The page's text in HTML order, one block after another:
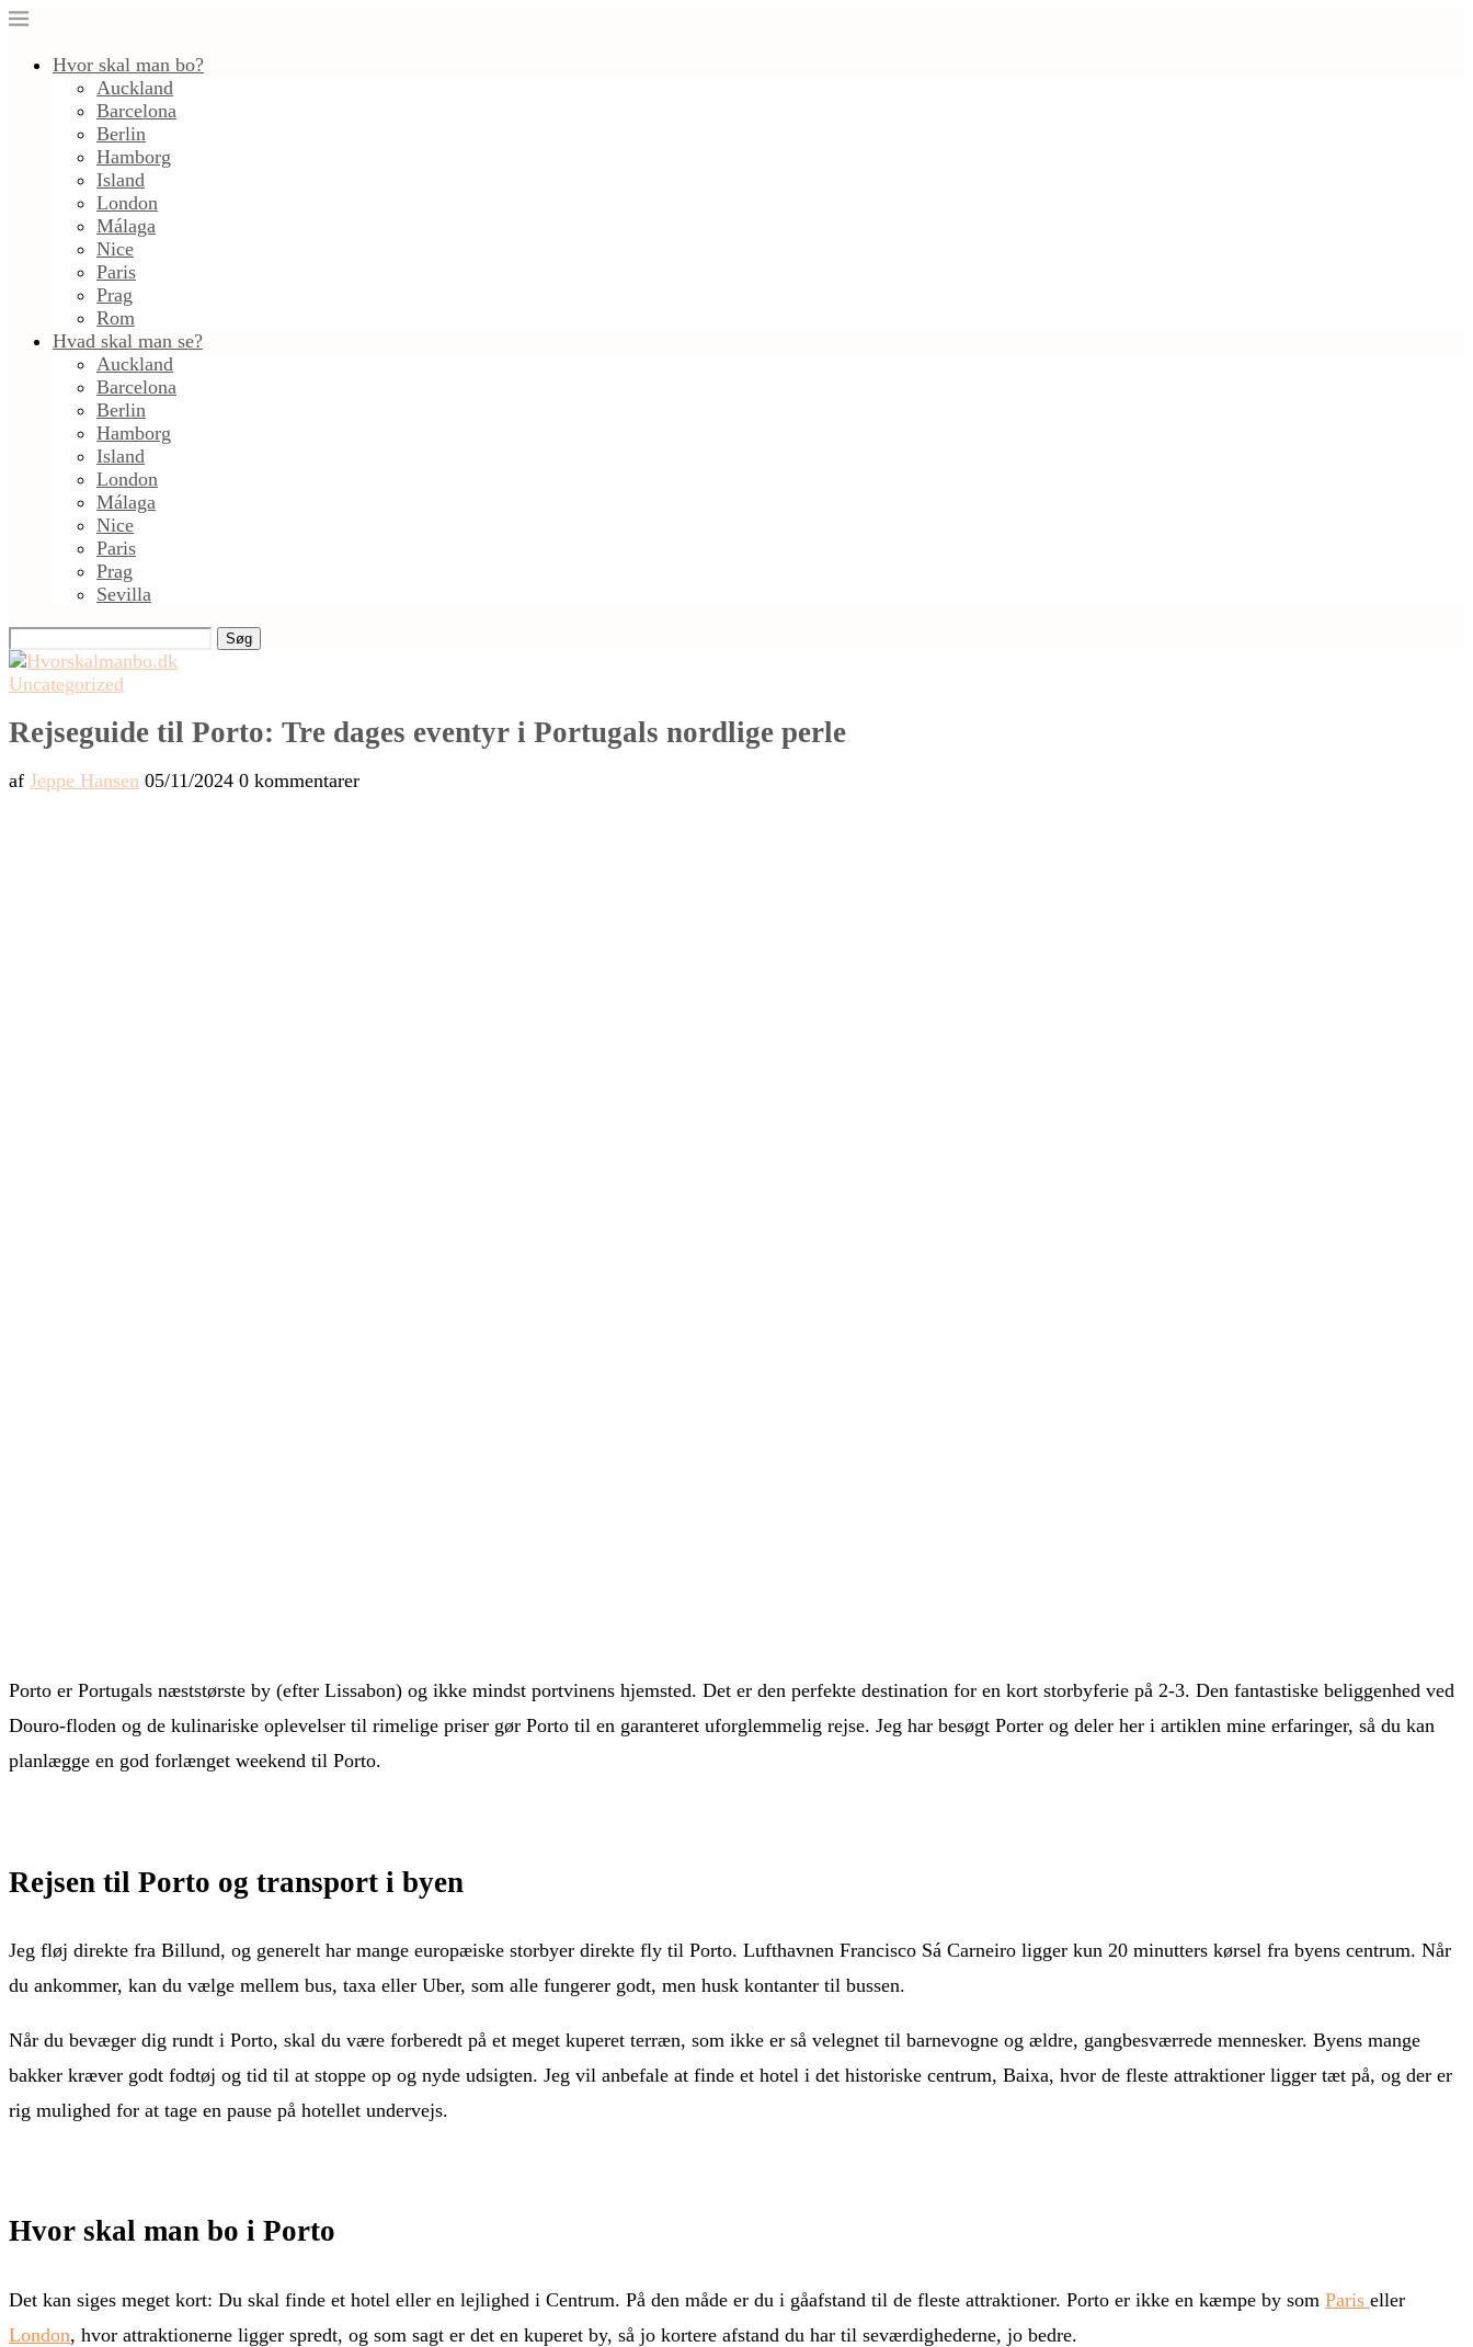
Hvor skal man bo?
Auckland
Barcelona
Berlin
Hamborg
Island
London
Málaga
Nice
Paris
Prag
Rom
Hvad skal man se?
Auckland
Barcelona
Berlin
Hamborg
Island
London
Málaga
Nice
Paris
Prag
Sevilla
Søg
Uncategorized
Rejseguide til Porto: Tre dages eventyr i Portugals nordlige perle
af Jeppe Hansen 05/11/2024 0 kommentarer
Porto er Portugals næststørste by (efter Lissabon) og ikke mindst portvinens hjemsted. Det er den perfekte destination for en kort storbyferie på 2-3. Den fantastiske beliggenhed ved
Douro-floden og de kulinariske oplevelser til rimelige priser gør Porto til en garanteret uforglemmelig rejse. Jeg har besøgt Porter og deler her i artiklen mine erfaringer, så du kan
planlægge en god forlænget weekend til Porto.
Rejsen til Porto og transport i byen
Jeg fløj direkte fra Billund, og generelt har mange europæiske storbyer direkte fly til Porto. Lufthavnen Francisco Sá Carneiro ligger kun 20 minutters kørsel fra byens centrum. Når
du ankommer, kan du vælge mellem bus, taxa eller Uber, som alle fungerer godt, men husk kontanter til bussen.
Når du bevæger dig rundt i Porto, skal du være forberedt på et meget kuperet terræn, som ikke er så velegnet til barnevogne og ældre, gangbesværrede mennesker. Byens mange
bakker kræver godt fodtøj og tid til at stoppe op og nyde udsigten. Jeg vil anbefale at finde et hotel i det historiske centrum, Baixa, hvor de fleste attraktioner ligger tæt på, og der er
rig mulighed for at tage en pause på hotellet undervejs.
Hvor skal man bo i Porto
Det kan siges meget kort: Du skal finde et hotel eller en lejlighed i Centrum. På den måde er du i gåafstand til de fleste attraktioner. Porto er ikke en kæmpe by som Paris eller
London, hvor attraktionerne ligger spredt, og som sagt er det en kuperet by, så jo kortere afstand du har til seværdighederne, jo bedre.